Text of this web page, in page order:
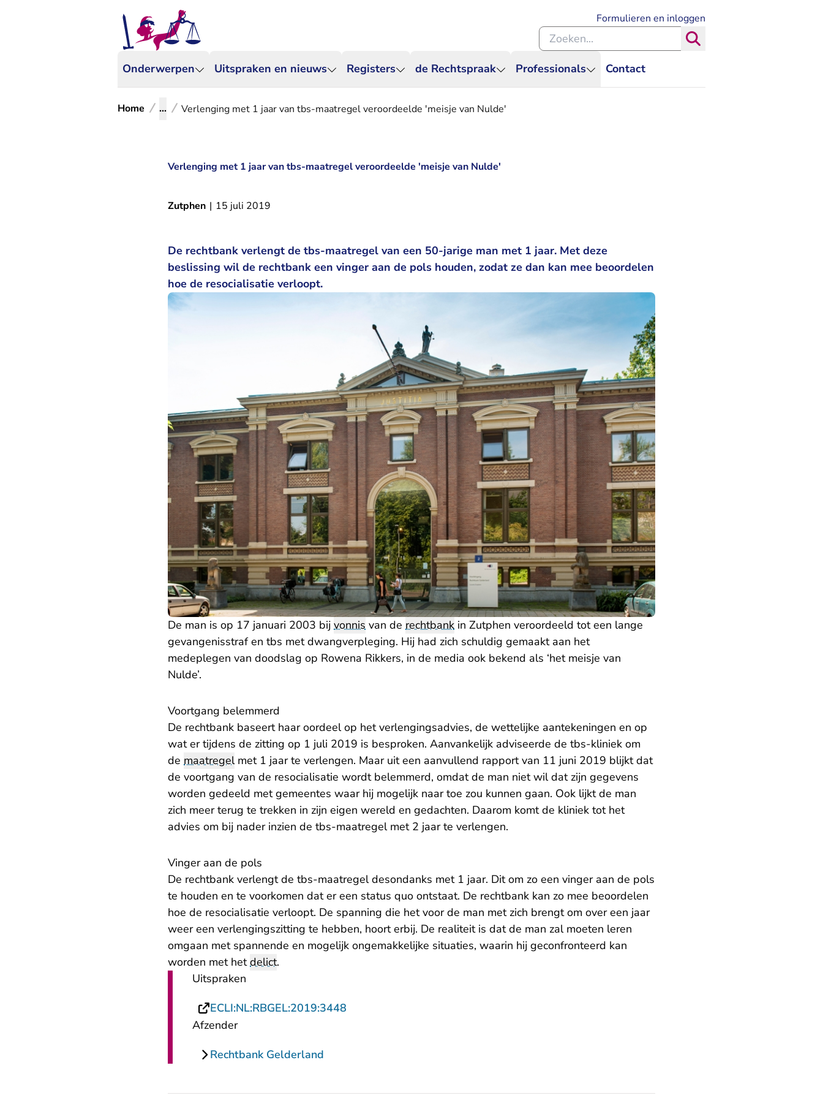
Onderwerpen Uitspraken en nieuws Registers de Rechtspraak Professionals Contact
Formulieren en inloggen
Zoeken binnen de Rechtspraak
Home ... Verlenging met 1 jaar van tbs-maatregel veroordeelde 'meisje van Nulde'
Verlenging met 1 jaar van tbs-maatregel veroordeelde 'meisje van Nulde'
Zutphen | 15 juli 2019
De rechtbank verlengt de tbs-maatregel van een 50-jarige man met 1 jaar. Met deze
beslissing wil de rechtbank een vinger aan de pols houden, zodat ze dan kan mee beoordelen
hoe de resocialisatie verloopt.
De man is op 17 januari 2003 bij vonnis van de rechtbank in Zutphen veroordeeld tot een lange
gevangenisstraf en tbs met dwangverpleging. Hij had zich schuldig gemaakt aan het
medeplegen van doodslag op Rowena Rikkers, in de media ook bekend als ‘het meisje van
Nulde’.
Voortgang belemmerd
De rechtbank baseert haar oordeel op het verlengingsadvies, de wettelijke aantekeningen en op
wat er tijdens de zitting op 1 juli 2019 is besproken. Aanvankelijk adviseerde de tbs-kliniek om
de maatregelmet 1 jaar te verlengen. Maar uit een aanvullend rapport van 11 juni 2019 blijkt dat
de voortgang van de resocialisatie wordt belemmerd, omdat de man niet wil dat zijn gegevens
worden gedeeld met gemeentes waar hij mogelijk naar toe zou kunnen gaan. Ook lijkt de man
zich meer terug te trekken in zijn eigen wereld en gedachten. Daarom komt de kliniek tot het
advies om bij nader inzien de tbs-maatregel met 2 jaar te verlengen.
Vinger aan de pols
De rechtbank verlengt de tbs-maatregel desondanks met 1 jaar. Dit om zo een vinger aan de pols
te houden en te voorkomen dat er een status quo ontstaat. De rechtbank kan zo mee beoordelen
hoe de resocialisatie verloopt. De spanning die het voor de man met zich brengt om over een jaar
weer een verlengingszitting te hebben, hoort erbij. De realiteit is dat de man zal moeten leren
omgaan met spannende en mogelijk ongemakkelijke situaties, waarin hij geconfronteerd kan
worden met hetdelict.
Uitspraken
ECLI:NL:RBGEL:2019:3448
Afzender
Rechtbank Gelderland